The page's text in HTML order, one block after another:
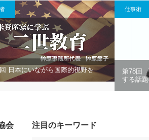
日本にいながら国際的視野を
仕事術
第78回
する話
注目のキーワード
会